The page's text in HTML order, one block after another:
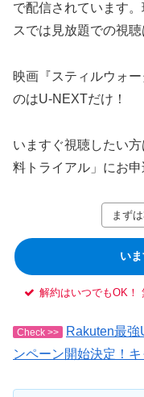
で配信されています
スでは見放題での視聴
映画『スティルウォ
のはU-NEXTだけ！
いますぐ視聴したい
料トライアル」にお申
まず
い
解約はいつでもOK！
Check >>
Rakuten最
ンペーン開始決定！